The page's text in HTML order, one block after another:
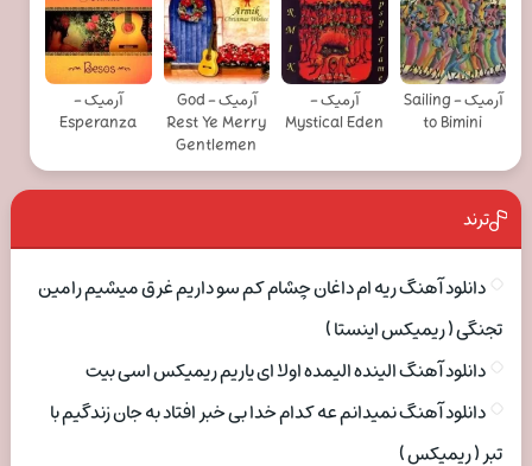
آرمیک - Sailing
to Bimini
آرمیک -
Mystical Eden
آرمیک - God
Rest Ye Merry
Gentlemen
آرمیک -
Esperanza
ترند
دانلود آهنگ ریه ام داغان چشام کم سو داریم غرق میشیم رامین
تجنگی ( ریمیکس اینستا )
دانلود آهنگ الینده الیمده اولا ای یاریم ریمیکس اسی بیت
دانلود آهنگ نمیدانم عه کدام خدا بی خبر افتاد به جان زندگیم با
تبر ( ریمیکس )